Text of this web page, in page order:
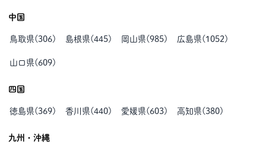
中国
鳥取県(306) 島根県(445) 岡山県(985) 広島県( 1052 )
山口県( 609)
四国
徳島県(369) 香川県(440) 愛媛県( 603) 高知県(380)
九州・沖縄